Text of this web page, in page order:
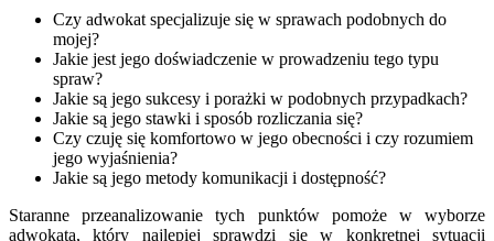
Czy adwokat specjalizuje się w sprawach podobnych do
mojej?
Jakie jest jego doświadczenie w prowadzeniu tego typu
spraw?
Jakie są jego sukcesy i porażki w podobnych przypadkach?
Jakie są jego stawki i sposób rozliczania się?
Czy czuję się komfortowo w jego obecności i czy rozumiem
jego wyjaśnienia?
Jakie są jego metody komunikacji i dostępność?
Staranne przeanalizowanie tych punktów pomoże w wyborze
adwokata, który najlepiej sprawdzi się w konkretnej sytuacji